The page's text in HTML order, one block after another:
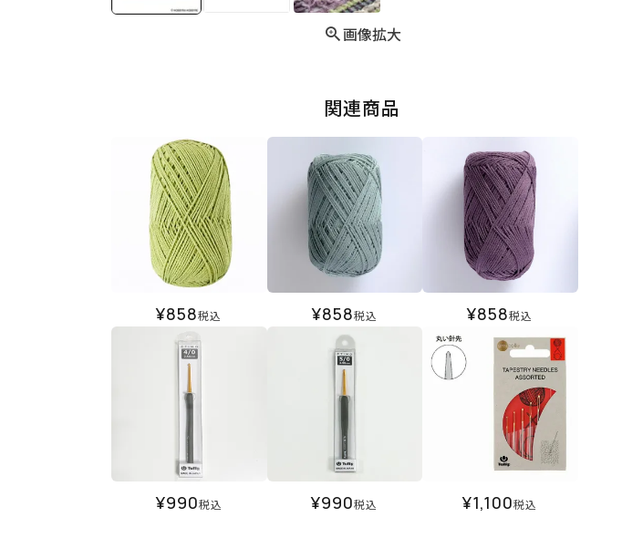
画像拡大
関連商品
¥858税込 ¥858税込 ¥858税込
¥990税込 ¥990税込 ¥1,100税込